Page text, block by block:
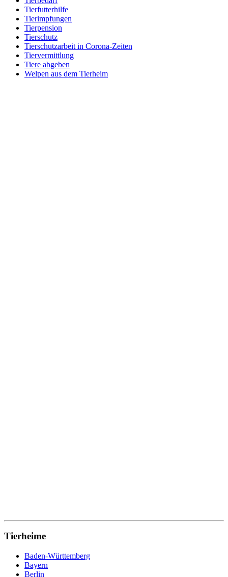
Tierfutterhilfe
Tierimpfungen
Tierpension
Tierschutz
Tierschutzarbeit in Corona-Zeiten
Tiervermittlung
Tiere abgeben
Welpen aus dem Tierheim
Tierheime
Baden-Württemberg
Bayern
Berlin